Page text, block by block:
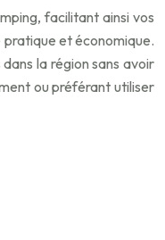
facilitant ainsi vos
pratique et économique.
la région sans avoir
ou préférant utiliser